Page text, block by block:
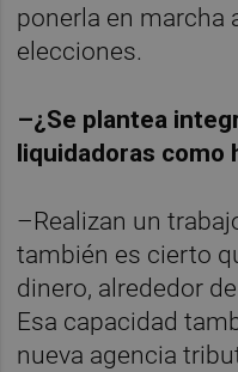
ponerla en marcha
elecciones.
–¿Se plantea
liquidadoras como
–Realizan un
también es cierto
dinero, alrededor
Esa capacidad
nueva agencia